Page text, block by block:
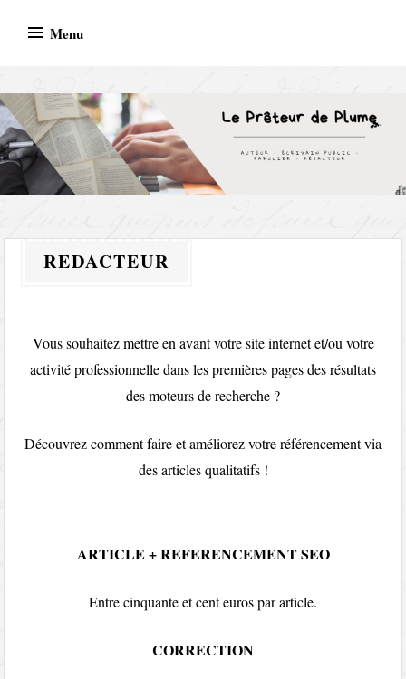
Menu
REDACTEUR
Vous souhaitez mettre en avant votre site internet et/ou votre
activité professionnelle dans les premières pages des résultats
des moteurs de recherche ?
Découvrez comment faire et améliorez votre référencement via
des articles qualitatifs !
ARTICLE + REFERENCEMENT SEO
Entre cinquante et cent euros par article.
CORRECTION